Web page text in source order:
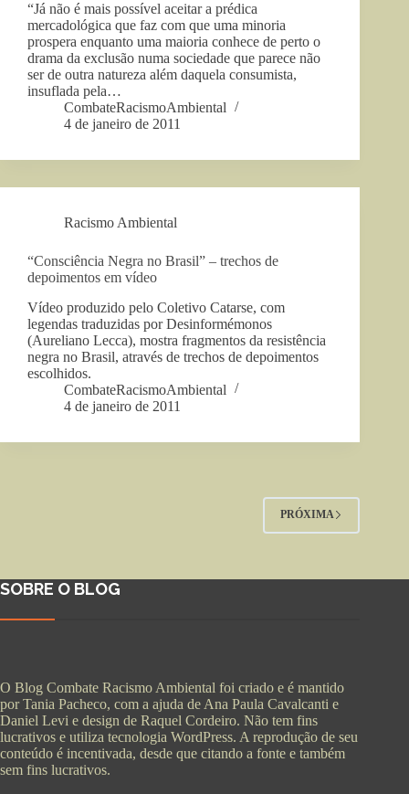
“Já não é mais possível aceitar a prédica
mercadológica que faz com que uma minoria
prospera enquanto uma maioria conhece de perto o
drama da exclusão numa sociedade que parece não
ser de outra natureza além daquela consumista,
insuflada pela…
CombateRacismoAmbiental
4 de janeiro de 2011
Racismo Ambiental
“Consciência Negra no Brasil” – trechos de
depoimentos em vídeo
Vídeo produzido pelo Coletivo Catarse, com
legendas traduzidas por Desinformémonos
(Aureliano Lecca), mostra fragmentos da resistência
negra no Brasil, através de trechos de depoimentos
escolhidos.
CombateRacismoAmbiental
4 de janeiro de 2011
PRÓXIMA
SOBRE O BLOG
O Blog Combate Racismo Ambiental foi criado e é mantido
por Tania Pacheco, com a ajuda de Ana Paula Cavalcanti e
Daniel Levi e design de Raquel Cordeiro. Não tem fins
lucrativos e utiliza tecnologia WordPress. A reprodução de seu
conteúdo é incentivada, desde que citando a fonte e também
sem fins lucrativos.